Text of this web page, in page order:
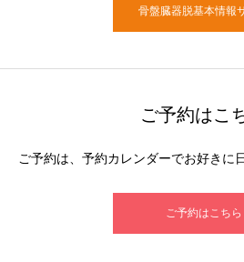
骨盤臓器脱基本情報
ご予約はこ
ご予約は、予約カレンダーでお好きに
ご予約はこちら